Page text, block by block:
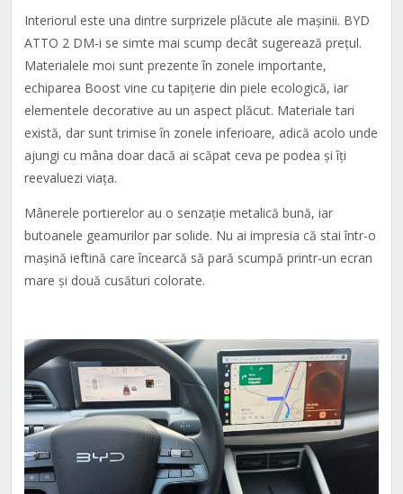
Interiorul este una dintre surprizele plăcute ale mașinii. BYD
ATTO 2 DM-i se simte mai scump decât sugerează prețul.
Materialele moi sunt prezente în zonele importante,
echiparea Boost vine cu tapițerie din piele ecologică, iar
elementele decorative au un aspect plăcut. Materiale tari
există, dar sunt trimise în zonele inferioare, adică acolo unde
ajungi cu mâna doar dacă ai scăpat ceva pe podea și îți
reevaluezi viața.
Mânerele portierelor au o senzație metalică bună, iar
butoanele geamurilor par solide. Nu ai impresia că stai într-o
mașină ieftină care încearcă să pară scumpă printr-un ecran
mare și două cusături colorate.